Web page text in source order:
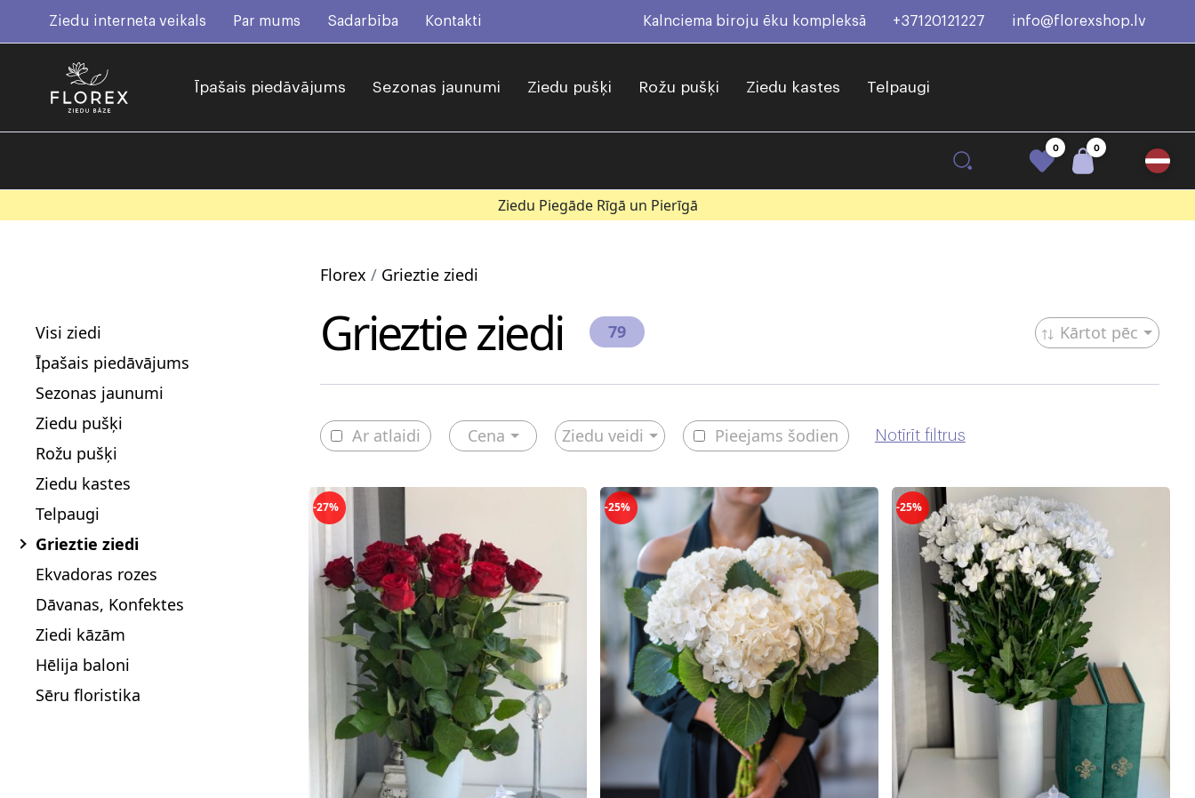
Ziedu interneta veikals Par mums Sadarbība Kontakti Kalnciema biroju ēku kompleksā +37120121227 info@florexshop.lv
Īpašais piedāvājums Sezonas jaunumi Ziedu pušķi Rožu pušķi Ziedu kastes Telpaugi
0 0
Ziedu Piegāde Rīgā un Pierīgā
Visi ziedi
Īpašais piedāvājums
Sezonas jaunumi
Ziedu pušķi
Rožu pušķi
Ziedu kastes
Telpaugi
Grieztie ziedi
Ekvadoras rozes
Dāvanas, Konfektes
Ziedi kāzām
Hēlija baloni
Sēru floristika
Florex Grieztie ziedi
Grieztie ziedi 79 Kārtot pēc
Ar atlaidi Cena Ziedu veidi Pieejams šodien Notīrīt filtrus
-27% -25% -25%